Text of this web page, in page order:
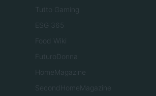
Tutto Gaming
ESG 365
Food Wiki
FuturoDonna
HomeMagazine
SecondHomeMagazine